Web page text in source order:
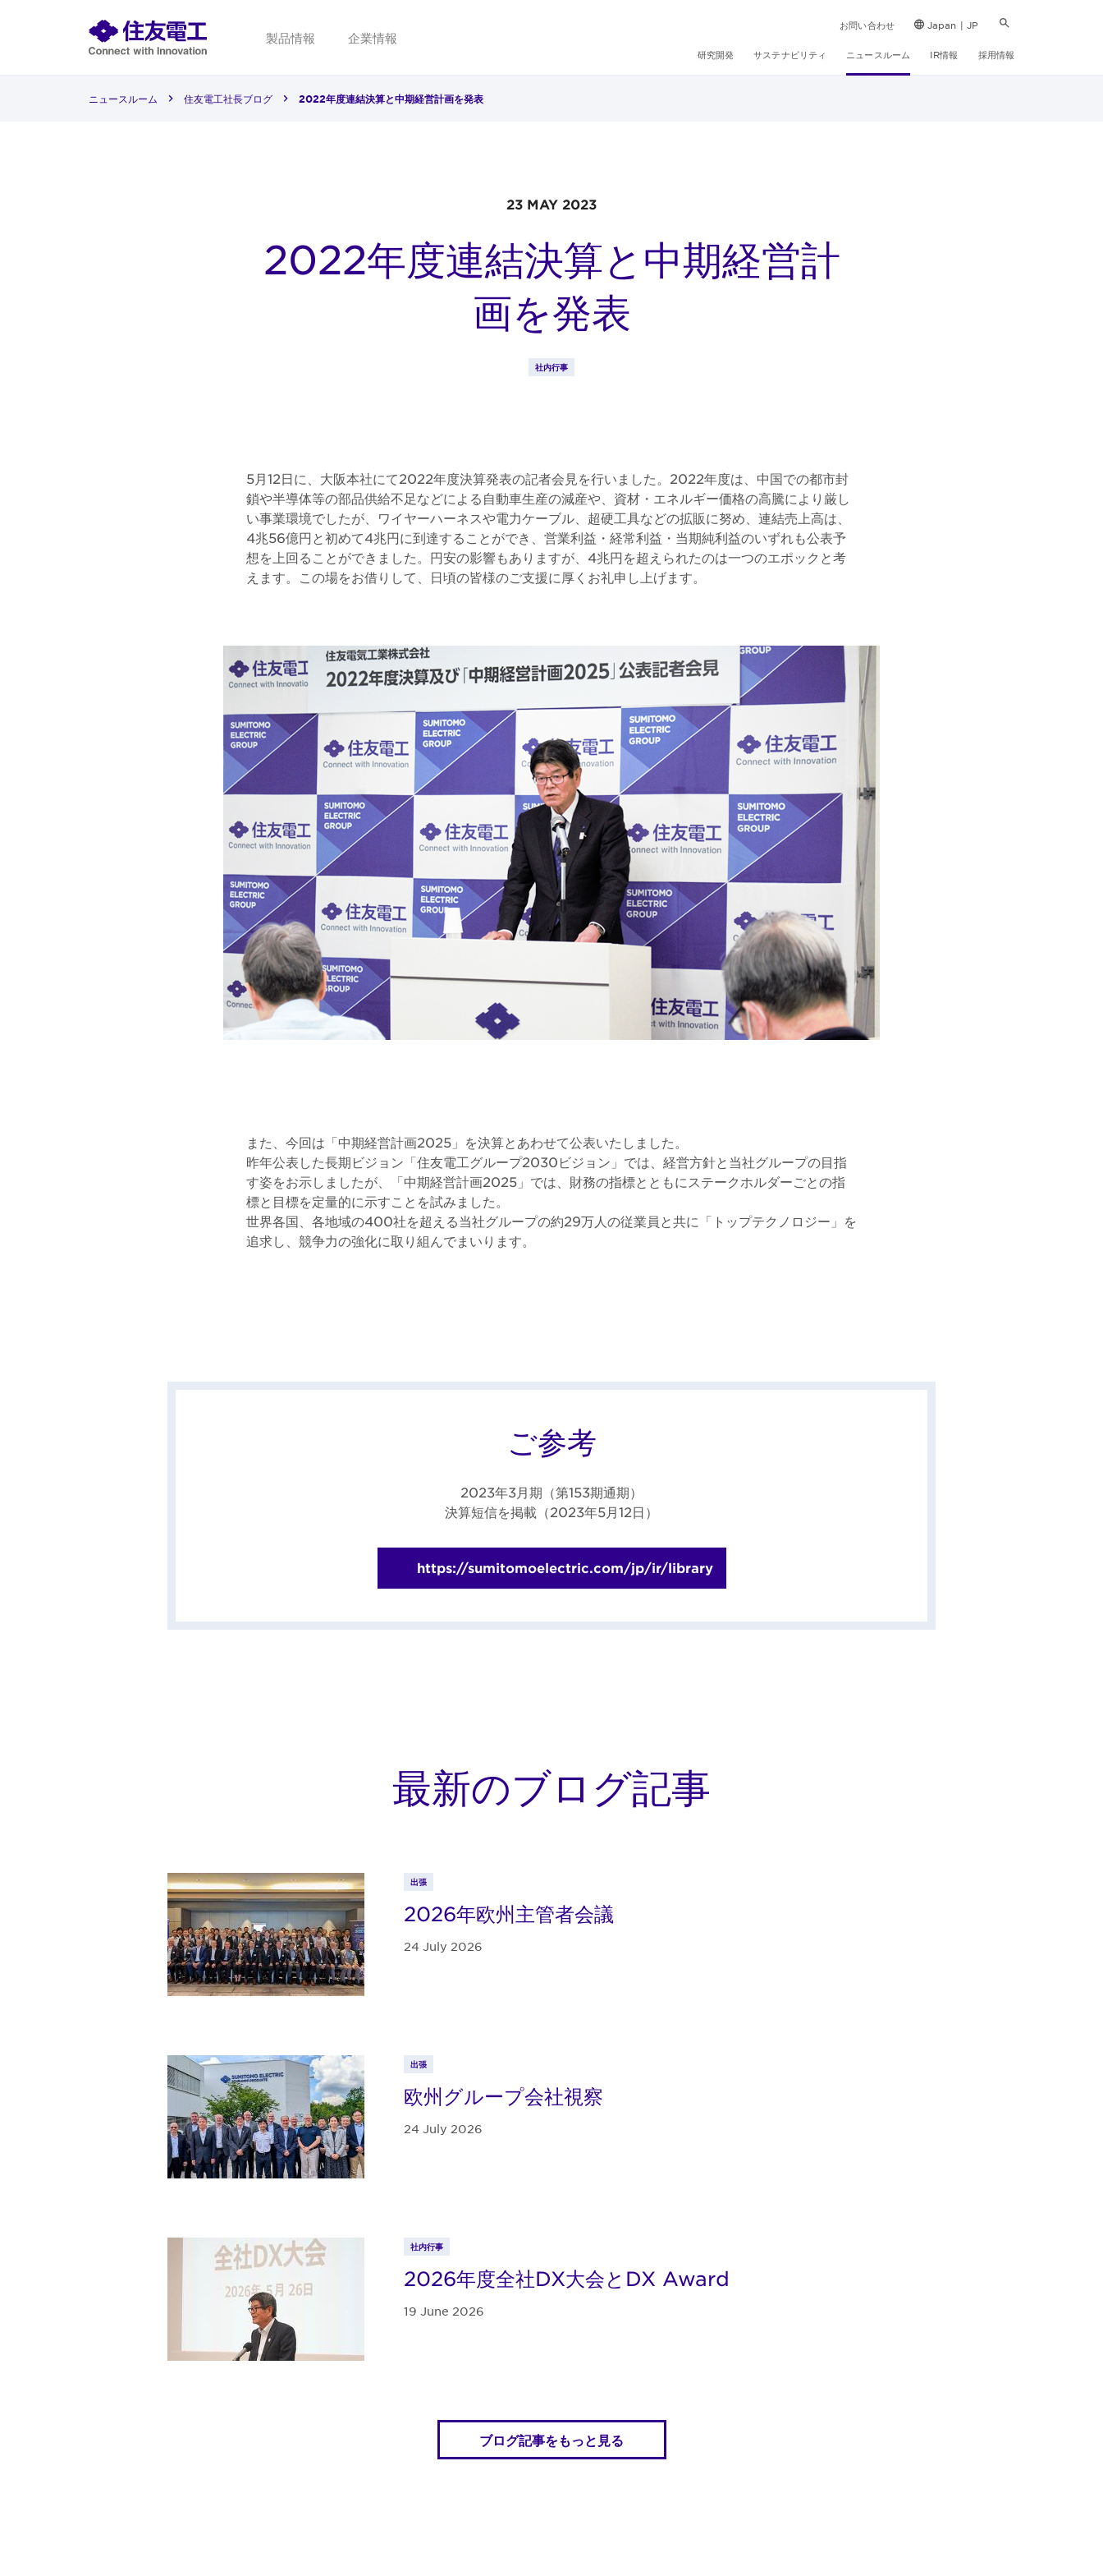
製品情報 企業情報
お問い合わせ Japan | JP
研究開発 サステナビリティ ニュースルーム IR情報 採用情報
ニュースルーム 住友電工社長ブログ 2022年度連結決算と中期経営計画を発表
23 MAY 2023
2022年度連結決算と中期経営計
画を発表
社内行事
5月12日に、大阪本社にて2022年度決算発表の記者会見を行いました。2022年度は、中国での都市封
鎖や半導体等の部品供給不足などによる自動車生産の減産や、資材・エネルギー価格の高騰により厳し
い事業環境でしたが、ワイヤーハーネスや電力ケーブル、超硬工具などの拡販に努め、連結売上高は、
4兆56億円と初めて4兆円に到達することができ、営業利益・経常利益・当期純利益のいずれも公表予
想を上回ることができました。円安の影響もありますが、4兆円を超えられたのは一つのエポックと考
えます。この場をお借りして、日頃の皆様のご支援に厚くお礼申し上げます。
また、今回は「中期経営計画2025」を決算とあわせて公表いたしました。
昨年公表した長期ビジョン「住友電工グループ2030ビジョン」では、経営方針と当社グループの目指
す姿をお示しましたが、「中期経営計画2025」では、財務の指標とともにステークホルダーごとの指
標と目標を定量的に示すことを試みました。
世界各国、各地域の400社を超える当社グループの約29万人の従業員と共に「トップテクノロジー」を
追求し、競争力の強化に取り組んでまいります。
ご参考
2023年3月期（第153期通期）
決算短信を掲載（2023年5月12日）
https://sumitomoelectric.com/jp/ir/library
最新のブログ記事
出張
2026年欧州主管者会議
24 July 2026
出張
欧州グループ会社視察
24 July 2026
社内行事
2026年度全社DX大会とDX Award
19 June 2026
ブログ記事をもっと見る